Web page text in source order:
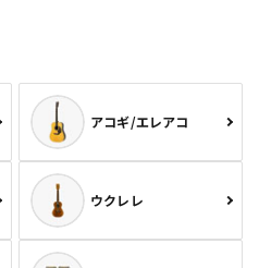
アコギ/エレアコ
ウクレレ